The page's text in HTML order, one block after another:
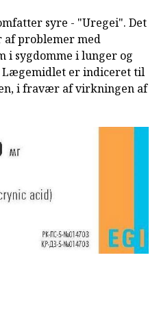
syre - "Uregei". Det
af problemer med
i sygdomme i lunger og
Lægemidlet er indiceret til
i fravær af virkningen af